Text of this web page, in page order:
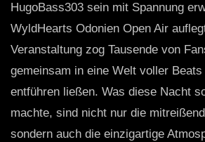
HugoBass303 sein mit Spannung
WyldHearts Odonien Open Air
Veranstaltung zog Tausende von
gemeinsam in eine Welt voller
entführen ließen. Was diese Nacht
machte, sind nicht nur die
sondern auch die einzigartige